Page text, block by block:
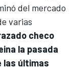
del mercado
varias
checo
la pasada
las últimas